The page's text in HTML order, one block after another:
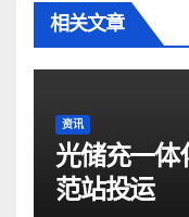
相关文章
资讯
光储充一体
范站投运